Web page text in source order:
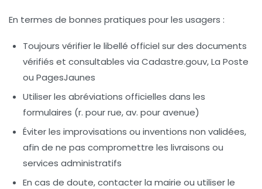
En termes de bonnes pratiques pour les usagers :
Toujours vérifier le libellé officiel sur des documents
vérifiés et consultables via Cadastre.gouv, La Poste
ou PagesJaunes
Utiliser les abréviations officielles dans les
formulaires (r. pour rue, av. pour avenue)
Éviter les improvisations ou inventions non validées,
afin de ne pas compromettre les livraisons ou
services administratifs
En cas de doute, contacter la mairie ou utiliser le